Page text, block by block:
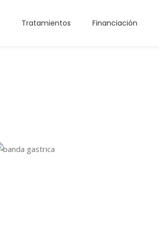
Tratamientos Financiación